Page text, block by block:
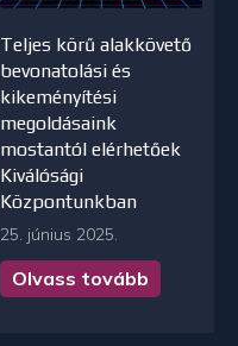
Teljes körű alakkövető
bevonatolási és
kikeményítési
megoldásaink
mostantól elérhetőek
Kiválósági
Központunkban
25. június 2025.
Olvass tovább